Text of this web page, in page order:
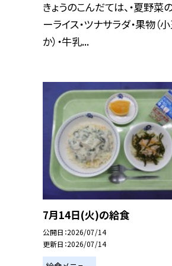
きょうのこんだては、・夏野菜
ーライス・ツナサラダ・果物（
か）・牛乳...
7月14日(火)の給食
公開日 2026/07/14
更新日 2026/07/14